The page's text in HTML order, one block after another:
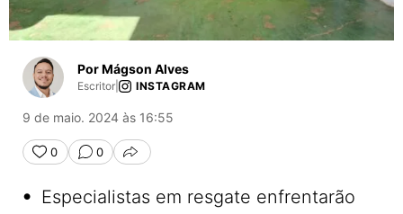
Por Mágson Alves
Escritor INSTAGRAM
9 de maio. 2024 às 16:55
0 0 COMPARTILHAR
• Especialistas em resgate enfrentarão